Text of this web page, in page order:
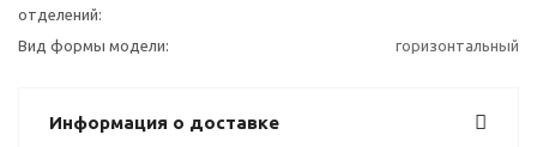
отделений:
Вид формы модели: горизонтальный
Информация о доставке